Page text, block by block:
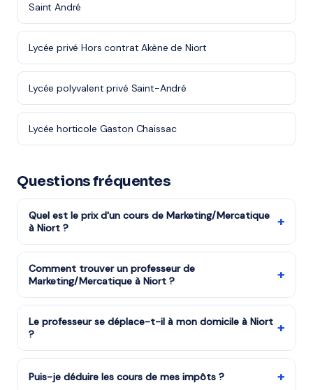
Saint André
Lycée privé Hors contrat Akène de Niort
Lycée polyvalent privé Saint-André
Lycée horticole Gaston Chaissac
Questions fréquentes
Quel est le prix d'un cours de Marketing/Mercatique
à Niort ?
+
Les tarifs dépendent de la matière, du niveau et de la
formule choisie. Notre organisme partenaire est agréé
services à la personne : vous bénéficiez du crédit
d'impôt de 50%. Remplissez le formulaire pour recevoir
un devis gratuit.
Comment trouver un professeur de
Marketing/Mercatique à Niort ?
+
Remplissez notre formulaire en 2 minutes. Notre équipe
vous met en relation avec notre organisme partenaire
à Niort et vous recevez des propositions en moins
d'une heure. Service gratuit et sans engagement.
Le professeur se déplace-t-il à mon domicile à Niort
?
+
Absolument. Le professeur vient directement chez
vous à Niort. Vous choisissez les créneaux — après
Puis-je déduire les cours de mes impôts ? +